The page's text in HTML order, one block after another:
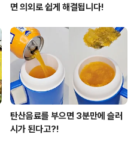
면 의외로 쉽게 해결됩니다!
탄산음료를 부으면 3분만에 슬러
시가 된다고?!